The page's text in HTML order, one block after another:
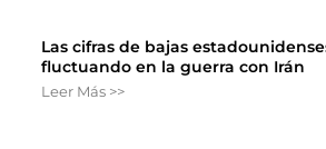
Las cifras de bajas
fluctuando en la guerra con Irán
Leer Más >>